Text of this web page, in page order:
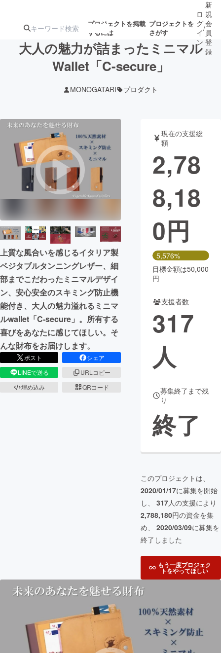
プロジェクトを掲載
するには
プロジェクトを
さがす
ジェクト
募集終了が近いプ
ロジェクト
アート・写真 音楽
テクノロジー・ガジェット ゲーム・サ
映像・映画
ビジネス・起業
まちづくり・地域活性化
CAMPFIRE for Social Good
CAMPFIRE Creation
CAMPFIREふるさと納税 machi-ya コミュニティ
ロ
グ
イ
ン
/
新
規
会
員
登
録
大人の魅力が詰まったミニマル
Wallet「C-secure」
MONOGATARI プロダクト
上質な風合いを感じるイタリア製
ベジタブルタンニングレザー、細
部までこだわったミニマルデザイ
ン、安心安全のスキミング防止機
能付き、大人の魅力溢れるミニマ
ルwallet「C-secure」。所有する
喜びをあなたに感じてほしい。そ
んな財布をお届けします。
ポスト
シェア
LINEで送る
URLコピー
埋め込み
QRコード
現在の支援総
額
2,78
8,18
0円
5,576%
目標金額は50,000
円
支援者数
317
人
募集終了まで残
り
終了
このプロジェクトは、
2020/01/17に募集を開始
し、 317人の支援により
2,788,180円の資金を集
め、 2020/03/09に募集を
終了しました
もう一度プロジェク
トをやってほしい